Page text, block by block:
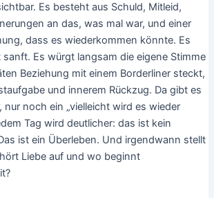
Es besteht aus Schuld, Mitleid,
an das, was mal war, und einer
dass es wiederkommen könnte. Es
Es würgt langsam die eigene Stimme
Beziehung mit einem Borderliner steckt,
und innerem Rückzug. Da gibt es
nur noch ein „vielleicht wird es wieder
Tag wird deutlicher: das ist kein
ist ein Überleben. Und irgendwann stellt
Liebe auf und wo beginnt